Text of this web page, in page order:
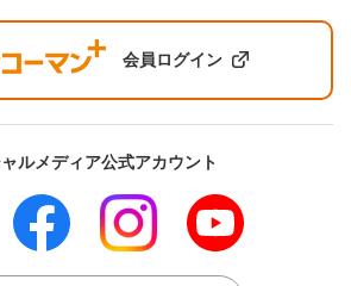
会員ログイン
ルメディア公式アカウント